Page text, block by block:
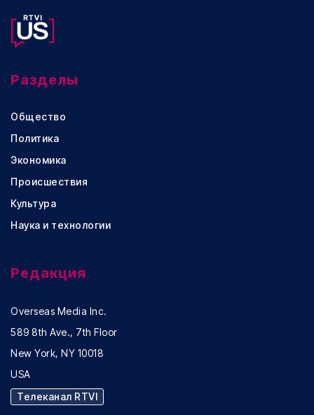
Разделы
Общество
Политика
Экономика
Происшествия
Культура
Наука и технологии
Редакция
Overseas Media Inc.
589 8th Ave., 7th Floor
New York, NY 10018
USA
Телеканал RTVI